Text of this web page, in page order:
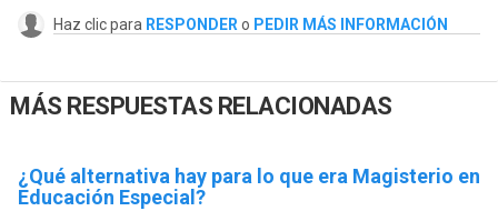
Haz clic para RESPONDER o PEDIR MÁS INFORMACIÓN
MÁS RESPUESTAS RELACIONADAS
¿Qué alternativa hay para lo que era Magisterio en
Educación Especial?